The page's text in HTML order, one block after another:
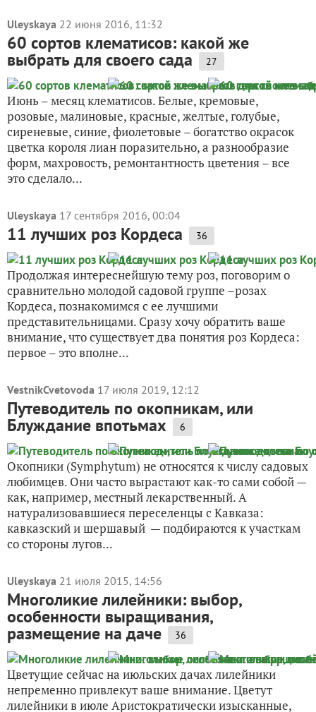
Uleyskaya 22 июня 2016, 11:32
60 сортов клематисов: какой же
выбрать для своего сада 27
Июнь – месяц клематисов. Белые, кремовые,
розовые, малиновые, красные, желтые, голубые,
сиреневые, синие, фиолетовые – богатство окрасок
цветка короля лиан поразительно, а разнообразие
форм, махровость, ремонтантность цветения – все
это сделало...
Uleyskaya 17 сентября 2016, 00:04
11 лучших роз Кордеса 36
Продолжая интереснейшую тему роз, поговорим о
сравнительно молодой садовой группе –розах
Кордеса, познакомимся с ее лучшими
представительницами. Сразу хочу обратить ваше
внимание, что существует два понятия роз Кордеса:
первое – это вполне...
VestnikCvetovoda 17 июля 2019, 12:12
Путеводитель по окопникам, или
Блуждание впотьмах 6
Окопники (Symphytum) не относятся к числу садовых
любимцев. Они часто вырастают как-то сами собой —
как, например, местный лекарственный. А
натурализовавшиеся переселенцы с Кавказа:
кавказский и шершавый — подбираются к участкам
со стороны лугов...
Uleyskaya 21 июля 2015, 14:56
Многоликие лилейники: выбор,
особенности выращивания,
размещение на даче 36
Цветущие сейчас на июльских дачах лилейники
непременно привлекут ваше внимание. Цветут
лилейники в июле Аристократически изысканные,